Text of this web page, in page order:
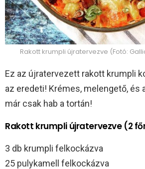
Rakott krumpli újratervezve (Fotó:
Ez az újratervezett rakott krumpli
az eredeti! Krémes, melengető, és
már csak hab a tortán!
Rakott krumpli újratervezve (2
3 db krumpli felkockázva
25 pulykamell felkockázva